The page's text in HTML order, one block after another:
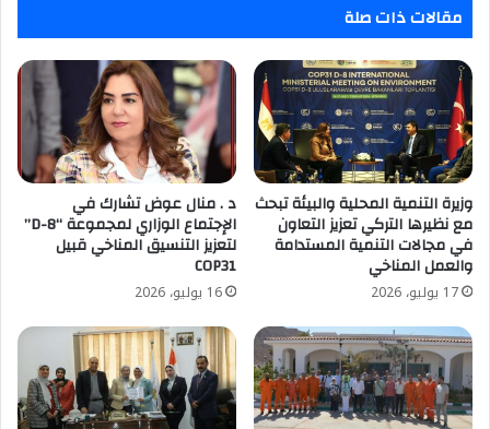
مقالات ذات صلة
وزيرة التنمية المحلية والبيئة تبحث
مع نظيرها التركي تعزيز التعاون
في مجالات التنمية المستدامة
والعمل المناخي
17 يوليو، 2026
د . منال عوض تشارك في
الإجتماع الوزاري لمجموعة “D-8”
لتعزيز التنسيق المناخي قبيل
COP31
16 يوليو، 2026